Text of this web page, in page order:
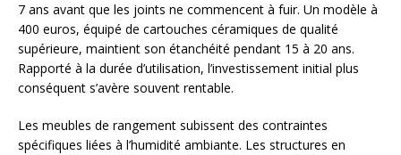
7 ans avant que les joints ne commencent à fuir. Un modèle à
400 euros, équipé de cartouches céramiques de qualité
supérieure, maintient son étanchéité pendant 15 à 20 ans.
Rapporté à la durée d’utilisation, l’investissement initial plus
conséquent s’avère souvent rentable.
Les meubles de rangement subissent des contraintes
spécifiques liées à l’humidité ambiante. Les structures en